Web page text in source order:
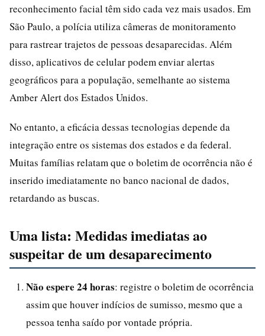
reconhecimento facial têm sido cada vez mais usados. Em
São Paulo, a polícia utiliza câmeras de monitoramento
para rastrear trajetos de pessoas desaparecidas. Além
disso, aplicativos de celular podem enviar alertas
geográficos para a população, semelhante ao sistema
Amber Alert dos Estados Unidos.
No entanto, a eficácia dessas tecnologias depende da
integração entre os sistemas dos estados e da federal.
Muitas famílias relatam que o boletim de ocorrência não é
inserido imediatamente no banco nacional de dados,
retardando as buscas.
Uma lista: Medidas imediatas ao
suspeitar de um desaparecimento
Não espere 24 horas: registre o boletim de ocorrência
assim que houver indícios de sumisso, mesmo que a
pessoa tenha saído por vontade própria.